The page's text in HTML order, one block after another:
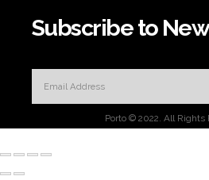
Subscribe to
Porto © 2022. All Rights